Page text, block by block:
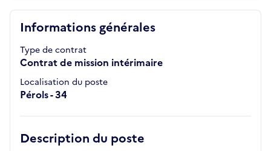
Informations générales
Type de contrat
Contrat de mission intérimaire
Localisation du poste
Pérols - 34
Description du poste